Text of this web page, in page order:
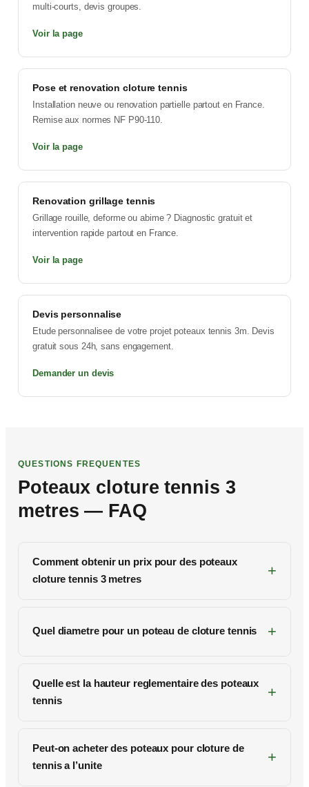
multi-courts, devis groupes.
Voir la page
Pose et renovation cloture tennis
Installation neuve ou renovation partielle partout en France.
Remise aux normes NF P90-110.
Voir la page
Renovation grillage tennis
Grillage rouille, deforme ou abime ? Diagnostic gratuit et
intervention rapide partout en France.
Voir la page
Devis personnalise
Etude personnalisee de votre projet poteaux tennis 3m. Devis
gratuit sous 24h, sans engagement.
Demander un devis
QUESTIONS FREQUENTES
Poteaux cloture tennis 3
metres — FAQ
Comment obtenir un prix pour des poteaux
cloture tennis 3 metres
Quel diametre pour un poteau de cloture tennis
Quelle est la hauteur reglementaire des poteaux
tennis
Peut-on acheter des poteaux pour cloture de
tennis a l’unite